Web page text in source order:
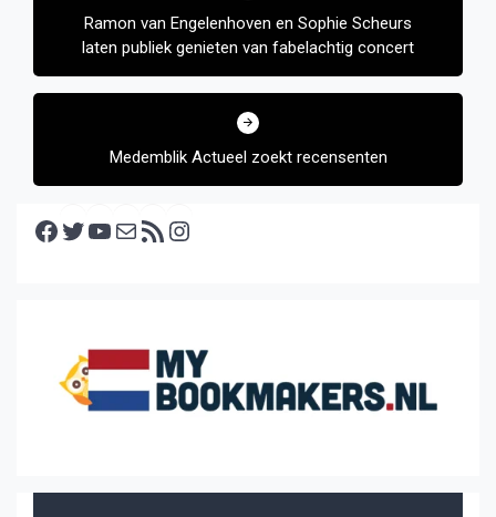
Ramon van Engelenhoven en Sophie Scheurs
laten publiek genieten van fabelachtig concert
Medemblik Actueel zoekt recensenten
Facebook Twitter YouTube E-mail RSS feed